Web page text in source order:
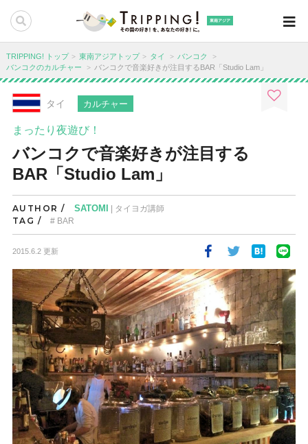
東南アジア
TRIPPING! トップ 東南アジアトップ タイ
バンコク
バンコクのカルチャー
バンコクで音楽好きが注目するBAR「Studio Lam」
タイ カルチャー
まったり夜遊び！
バンコクで音楽好きが注目する
BAR「Studio Lam」
AUTHOR / SATOMI | タイヨガ講師
TAG / BAR
2015.6.2 更新